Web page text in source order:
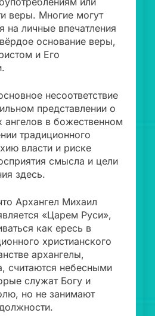
веры. Многие могут
на личные впечатления
основание веры,
и Его
несоответствие
представлении о
ангелов в божественном
традиционного
власти и риске
смысла и цели
здесь.
Архангел Михаил
«Царем Руси»,
как ересь в
христианского
архангелы,
считаются небесными
служат Богу и
но не занимают